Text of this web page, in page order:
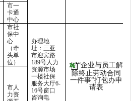
市一
卡通
中心
市社
保中
心
（牵
头单
位）
办理地
址：三亚
市迎宾路
189号人力
资源市场
一楼社保
服务大厅6-
16号窗口
咨询电
“企业与员工解
除终止劳动合同
一件事”打包办申
请表
市人
力资